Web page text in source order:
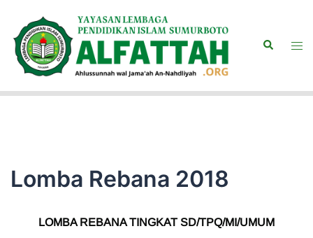
Search
Lomba Rebana 2018
LOMBA REBANA TINGKAT SD/TPQ/MI/UMUM